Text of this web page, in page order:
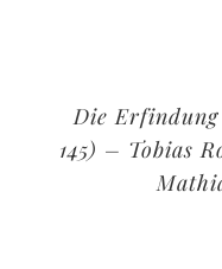
Die
145) – Tobias